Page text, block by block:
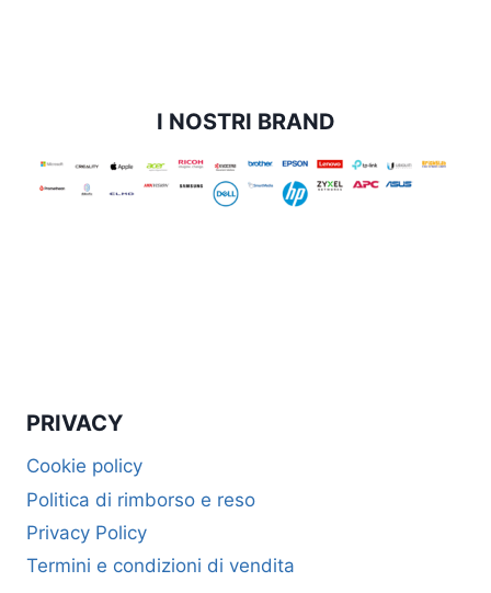
I NOSTRI BRAND
PRIVACY
Cookie policy
Politica di rimborso e reso
Privacy Policy
Termini e condizioni di vendita